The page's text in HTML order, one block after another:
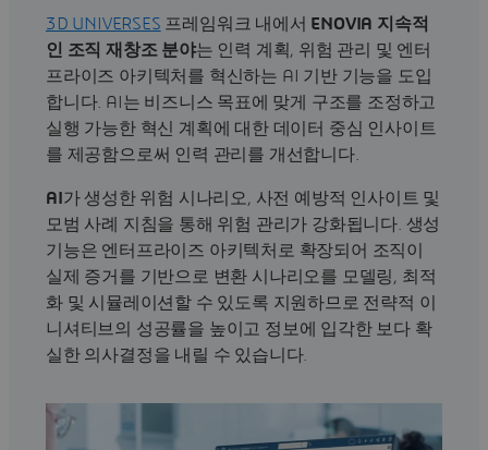
3D UNIVERSES 프레임워크 내에서 ENOVIA 지속적
인 조직 재창조 분야는 인력 계획, 위험 관리 및 엔터
프라이즈 아키텍처를 혁신하는 AI 기반 기능을 도입
합니다. AI는 비즈니스 목표에 맞게 구조를 조정하고
실행 가능한 혁신 계획에 대한 데이터 중심 인사이트
를 제공함으로써 인력 관리를 개선합니다.
AI 가 생성한 위험 시나리오, 사전 예방적 인사이트 및
모범 사례 지침을 통해 위험 관리가 강화됩니다. 생성
기능은 엔터프라이즈 아키텍처로 확장되어 조직이
실제 증거를 기반으로 변환 시나리오를 모델링, 최적
화 및 시뮬레이션할 수 있도록 지원하므로 전략적 이
니셔티브의 성공률을 높이고 정보에 입각한 보다 확
실한 의사결정을 내릴 수 있습니다.